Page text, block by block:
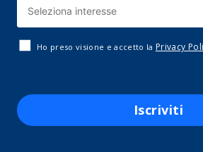
Ho preso visione e accetto la Privacy
Iscriviti